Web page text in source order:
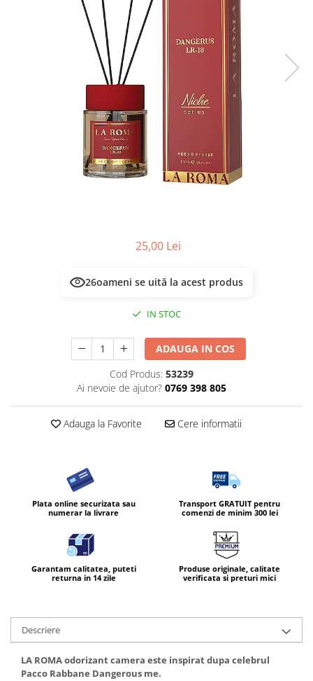
Masca & Gel de par
Servetele Umede & Uscate
25,00 Lei
26oameni se uită la acest produs
IN STOC
ADAUGA IN COS
Cod Produs: 53239
Ai nevoie de ajutor? 0769 398 805
Adauga la Favorite Cere informatii
Plata online securizata sau
numerar la livrare
Transport GRATUIT pentru
comenzi de minim 300 lei
Garantam calitatea, puteti
returna in 14 zile
Produse originale, calitate
verificata si preturi mici
Descriere
LA ROMA odorizant camera este inspirat dupa celebrul
Pacco Rabbane Dangerous me.